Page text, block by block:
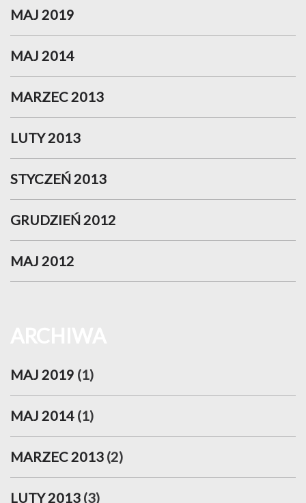
MAJ 2019
MAJ 2014
MARZEC 2013
LUTY 2013
STYCZEŃ 2013
GRUDZIEŃ 2012
MAJ 2012
MAJ 2019 (1)
MAJ 2014 (1)
MARZEC 2013 (2)
LUTY 2013 (3)